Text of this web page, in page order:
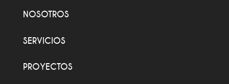
NOSOTROS
SERVICIOS
PROYECTOS